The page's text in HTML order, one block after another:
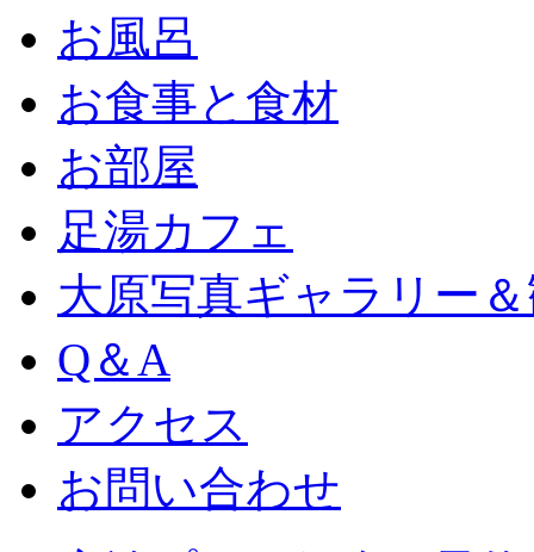
お風呂
お食事と食材
お部屋
足湯カフェ
大原写真ギャラリー
Q＆A
アクセス
お問い合わせ